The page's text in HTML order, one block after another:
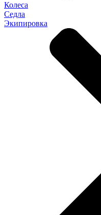
Колеса
Седла
Экипировка